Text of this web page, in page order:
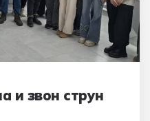
и звон струн